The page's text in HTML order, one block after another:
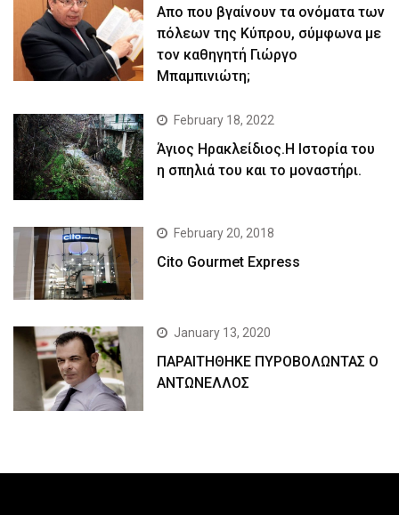
Απο που βγαίνουν τα ονόματα των
πόλεων της Κύπρου, σύμφωνα με
τον καθηγητή Γιώργο
Μπαμπινιώτη;
February 18, 2022
Άγιος Ηρακλείδιος.Η Ιστορία του
η σπηλιά του και το μοναστήρι.
February 20, 2018
Cito Gourmet Express
January 13, 2020
ΠΑΡΑΙΤΗΘΗΚΕ ΠΥΡΟΒΟΛΩΝΤΑΣ Ο
ΑΝΤΩΝΕΛΛΟΣ